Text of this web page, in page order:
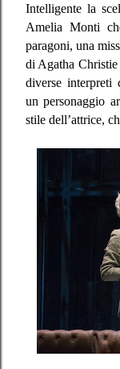
Intelligente la
Amelia Monti
paragoni, una
di Agatha Christie
diverse interpreti
un personaggio
stile dell’attrice,